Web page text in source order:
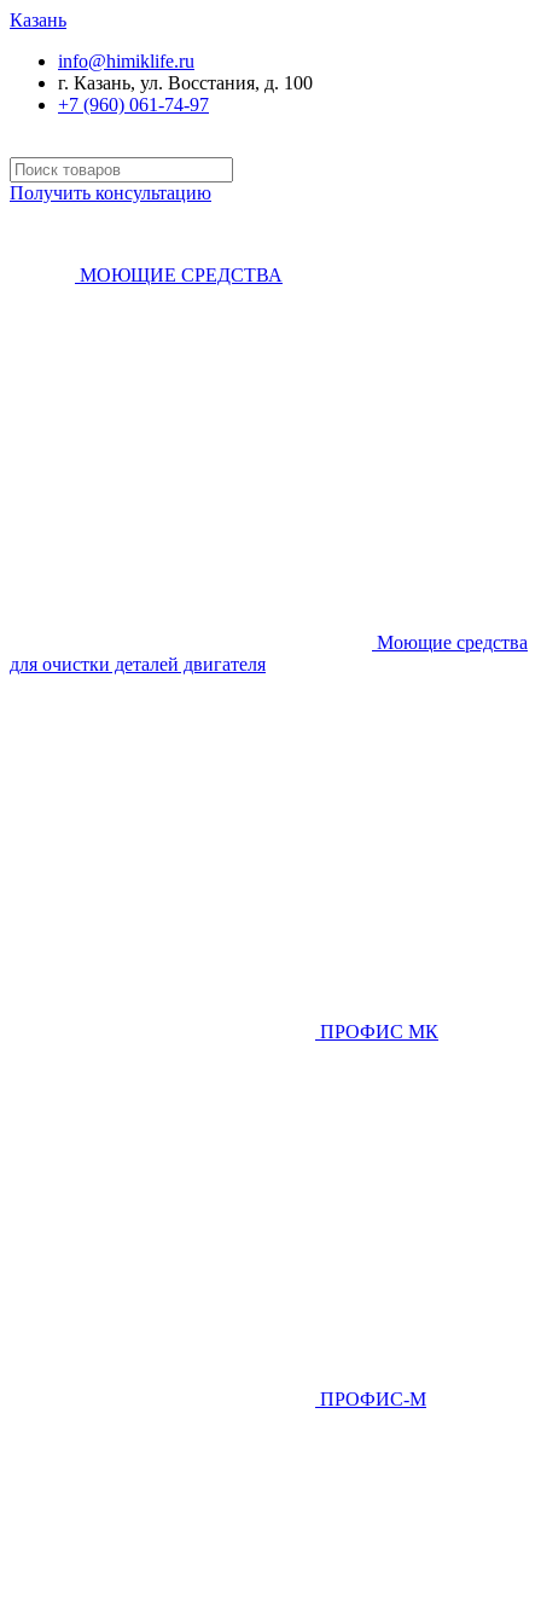
Казань
info@himiklife.ru
г. Казань, ул. Восстания, д. 100
+7 (960) 061-74-97
Получить консультацию
МОЮЩИЕ СРЕДСТВА
Моющие средства
для очистки деталей двигателя
ПРОФИС МК
ПРОФИС-М